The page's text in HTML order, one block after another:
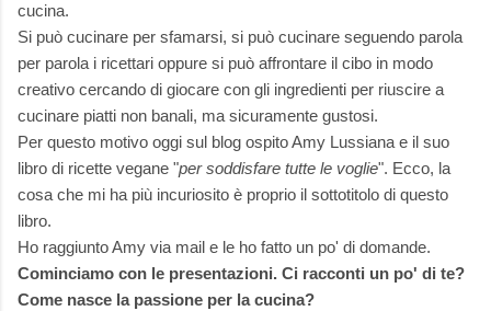
cucina.
Si può cucinare per sfamarsi, si può cucinare seguendo parola
per parola i ricettari oppure si può affrontare il cibo in modo
creativo cercando di giocare con gli ingredienti per riuscire a
cucinare piatti non banali, ma sicuramente gustosi.
Per questo motivo oggi sul blog ospito Amy Lussiana e il suo
libro di ricette vegane "per soddisfare tutte le voglie". Ecco, la
cosa che mi ha più incuriosito è proprio il sottotitolo di questo
libro.
Ho raggiunto Amy via mail e le ho fatto un po' di domande.
Cominciamo con le presentazioni. Ci racconti un po' di te?
Come nasce la passione per la cucina?